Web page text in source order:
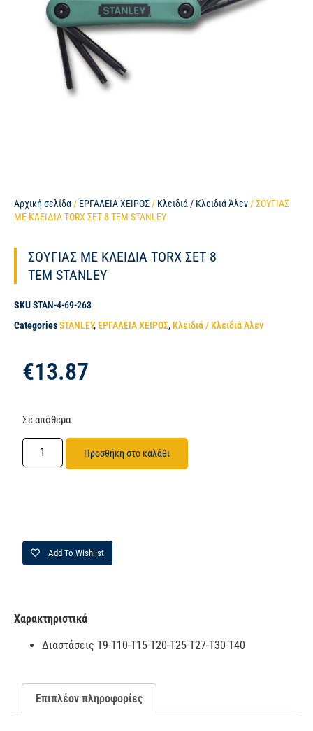
Αρχική σελίδα / ΕΡΓΑΛΕΙΑ ΧΕΙΡΟΣ / Κλειδιά / Κλειδιά Άλεν / ΣΟΥΓΙΑΣ
ΜΕ ΚΛΕΙΔΙΑ TORX ΣΕΤ 8 ΤΕΜ STANLEY
ΣΟΥΓΙΑΣ ΜΕ ΚΛΕΙΔΙΑ TORX ΣΕΤ 8
ΤΕΜ STANLEY
SKUSTAN-4-69-263
CategoriesSTANLEY, ΕΡΓΑΛΕΙΑ ΧΕΙΡΟΣ, Κλειδιά / Κλειδιά Άλεν
€13.87
Σε απόθεμα
Προσθήκη στο καλάθι
Add To Wishlist
Χαρακτηριστικά
Διαστάσεις T9-T10-T15-T20-T25-T27-T30-T40
Επιπλέον πληροφορίες